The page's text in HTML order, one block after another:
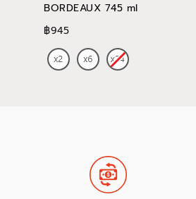
BORDEAUX 745 ml
฿945